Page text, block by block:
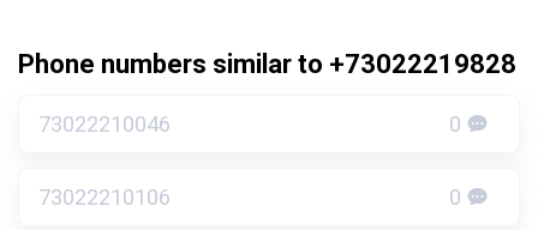
Phone numbers similar to +73022219828
73022210046 0
73022210106 0